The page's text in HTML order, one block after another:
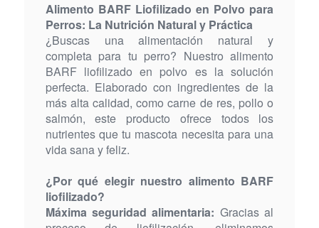
Alimento BARF Liofilizado en Polvo para
Perros: La Nutrición Natural y Práctica
¿Buscas una alimentación natural y
completa para tu perro? Nuestro alimento
BARF liofilizado en polvo es la solución
perfecta. Elaborado con ingredientes de la
más alta calidad, como carne de res, pollo o
salmón, este producto ofrece todos los
nutrientes que tu mascota necesita para una
vida sana y feliz.
¿Por qué elegir nuestro alimento BARF
liofilizado?
Máxima seguridad alimentaria: Gracias al